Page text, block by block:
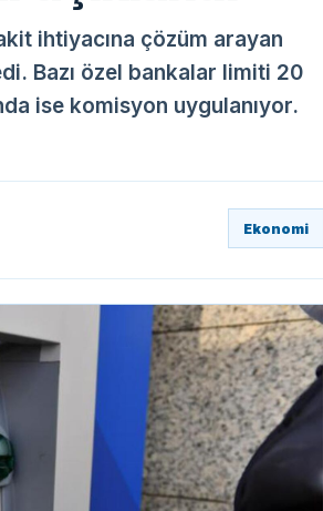
ihtiyacına çözüm arayan
Bazı özel bankalar limiti 20
ise komisyon uygulanıyor.
Ekonomi